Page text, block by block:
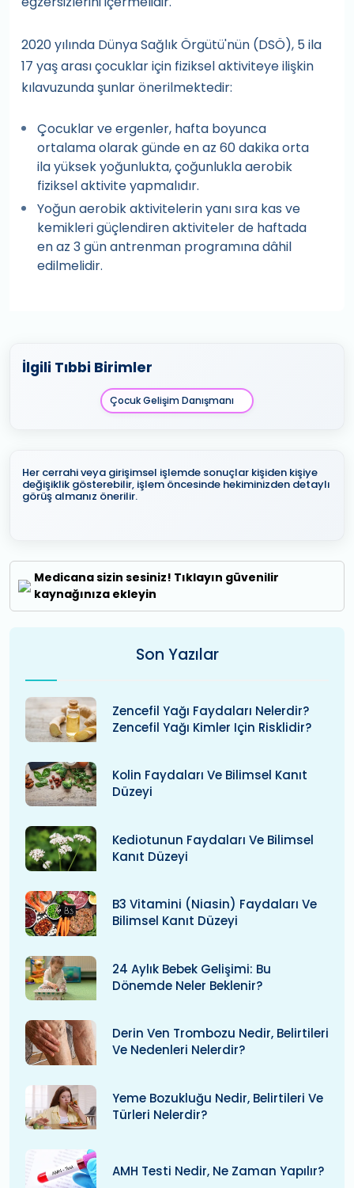
2020 yılında Dünya Sağlık Örgütü'nün (DSÖ), 5 ila
17 yaş arası çocuklar için fiziksel aktiviteye ilişkin
kılavuzunda şunlar önerilmektedir:
Çocuklar ve ergenler, hafta boyunca
ortalama olarak günde en az 60 dakika orta
ila yüksek yoğunlukta, çoğunlukla aerobik
fiziksel aktivite yapmalıdır.
Yoğun aerobik aktivitelerin yanı sıra kas ve
kemikleri güçlendiren aktiviteler de haftada
en az 3 gün antrenman programına dâhil
edilmelidir.
İlgili Tıbbi Birimler
Çocuk Gelişim Danışmanı
Her cerrahi veya girişimsel işlemde sonuçlar kişiden kişiye
değişiklik gösterebilir, işlem öncesinde hekiminizden detaylı
görüş almanız önerilir.
Medicana sizin sesiniz! Tıklayın güvenilir
kaynağınıza ekleyin
Son Yazılar
Zencefil Yağı Faydaları Nelerdir?
Zencefil Yağı Kimler Için Risklidir?
Kolin Faydaları Ve Bilimsel Kanıt
Düzeyi
Kediotunun Faydaları Ve Bilimsel
Kanıt Düzeyi
B3 Vitamini (niasin) Faydaları Ve
Bilimsel Kanıt Düzeyi
24 Aylık Bebek Gelişimi: Bu
Dönemde Neler Beklenir?
Derin Ven Trombozu Nedir, Belirtileri
Ve Nedenleri Nelerdir?
Yeme Bozukluğu Nedir, Belirtileri Ve
Türleri Nelerdir?
AMH Testi Nedir, Ne Zaman Yapılır?